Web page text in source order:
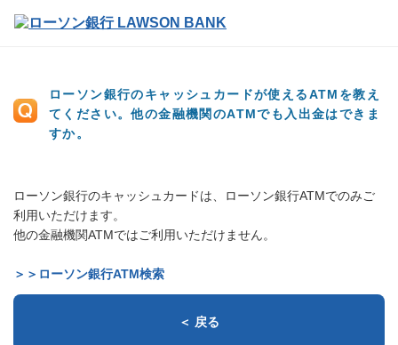
ローソン銀行のキャッシュカードが使えるATMを教え
てください。他の金融機関のATMでも入出金はできま
すか。
ローソン銀行のキャッシュカードは、ローソン銀行ATMでのみご
利用いただけます。
他の金融機関ATMではご利用いただけません。
＞＞ローソン銀行ATM検索
＜ 戻る